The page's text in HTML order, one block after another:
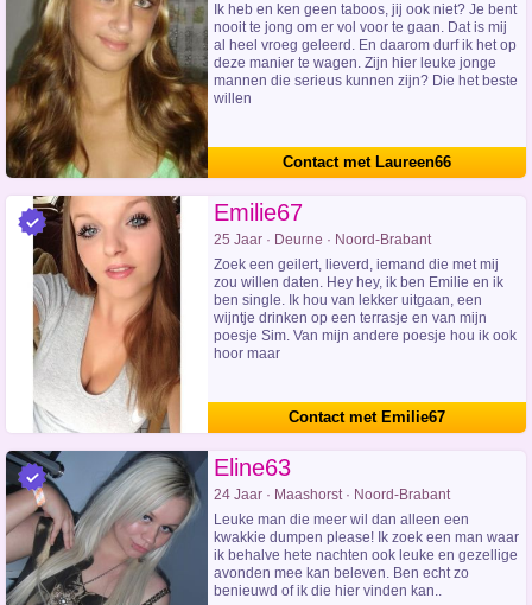
Ik heb en ken geen taboos, jij ook niet? Je bent
nooit te jong om er vol voor te gaan. Dat is mij
al heel vroeg geleerd. En daarom durf ik het op
deze manier te wagen. Zijn hier leuke jonge
mannen die serieus kunnen zijn? Die het beste
willen
Contact met Laureen66
Emilie67
25 Jaar · Deurne · Noord-Brabant
Zoek een geilert, lieverd, iemand die met mij
zou willen daten. Hey hey, ik ben Emilie en ik
ben single. Ik hou van lekker uitgaan, een
wijntje drinken op een terrasje en van mijn
poesje Sim. Van mijn andere poesje hou ik ook
hoor maar
Contact met Emilie67
Eline63
24 Jaar · Maashorst · Noord-Brabant
Leuke man die meer wil dan alleen een
kwakkie dumpen please! Ik zoek een man waar
ik behalve hete nachten ook leuke en gezellige
avonden mee kan beleven. Ben echt zo
benieuwd of ik die hier vinden kan..